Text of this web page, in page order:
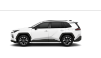
2026-07-06